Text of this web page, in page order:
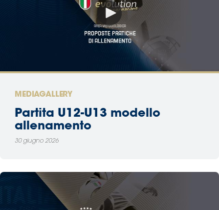
MEDIAGALLERY
Partita U12-U13 modello
allenamento
30 giugno 2026